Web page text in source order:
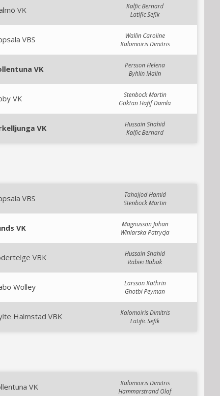
VK
Kalfic Bernard
Latific Sefik
VBS
Wallin Caroline
Kalomoiris Dimitris
VK
Persson Helena
Byhlin Malin
VK
Stenbock Martin
Göktan Hafif Damla
VK
Hussain Shahid
Kalfic Bernard
VBS
Tahajjod Hamid
Stenbock Martin
VK
Magnusson Johan
Winiarska Patrycja
VBK
Hussain Shahid
Rabiei Babak
Wolley
Larsson Kathrin
Ghotbi Peyman
Halmstad VBK
Kalomoiris Dimitris
Latific Sefik
VK
Kalomoiris Dimitris
Hammarstrand Olof